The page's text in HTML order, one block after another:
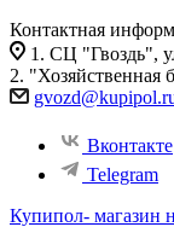
Контактная
1. СЦ "Гвоздь",
2. "Хозяйственная
Вконтакте
Telegram
Купипол- магазин